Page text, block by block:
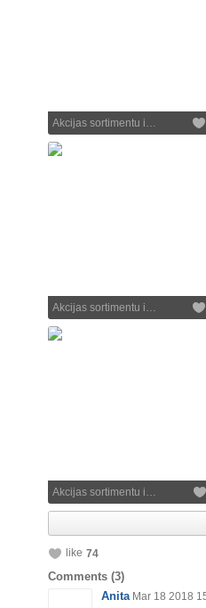
Akcijas sortimentu i…
Akcijas sortimentu i…
Akcijas sortimentu i…
like 74
Comments (3)
Anita Mar 18 2018